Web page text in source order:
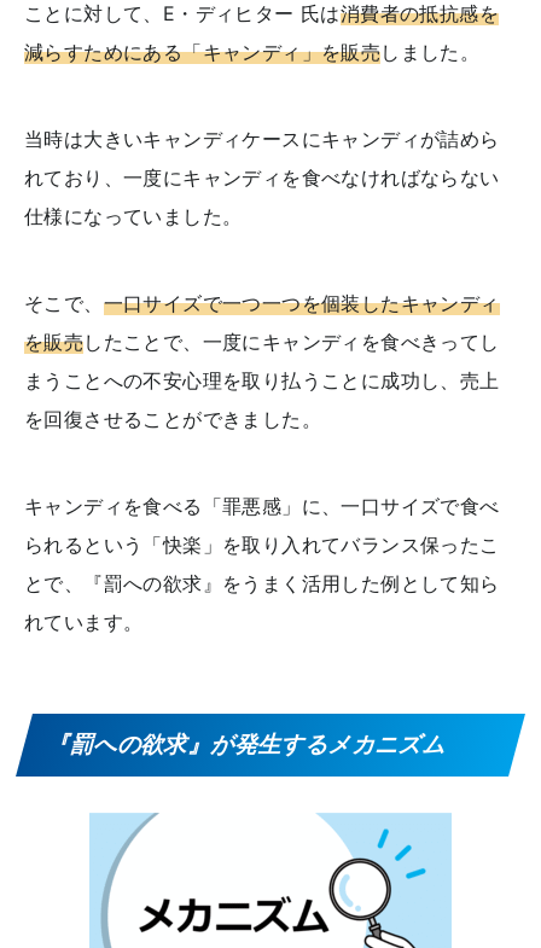
ことに対して、E・ディヒター 氏は消費者の抵抗感を
減らすためにある「キャンディ」を販売しました。
当時は大きいキャンディケースにキャンディが詰めら
れており、一度にキャンディを食べなければならない
仕様になっていました。
そこで、 一口サイズで一つ一つを個装したキャンディ
を販売したことで、一度にキャンディを食べきってし
まうことへの不安心理を取り払うことに成功し、売上
を回復させることができました。
キャンディを食べる「罪悪感」に、一口サイズで食べ
られるという「快楽」を取り入れてバランス保ったこ
とで、『罰への欲求』をうまく活用した例として知ら
れています。
『罰への欲求』が発生するメカニズム